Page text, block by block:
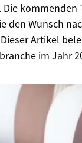
kommenden
den Wunsch
Artikel
im Jahr